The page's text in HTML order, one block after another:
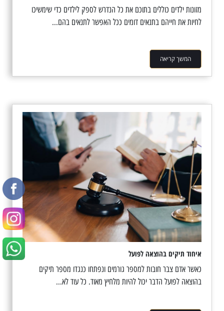
מזונות ילדים כוללים בתוכם את כל הנדרש לספק לילדים כדי שימשיכו
לחיות את חייהם בתנאים דומים ככל האפשר לתנאים בהם...
המשך קריאה
איחוד תיקים בהוצאה לפועל
כאשר אדם צבר חובות למספר גורמים ונפתחו כנגדו מספר תיקים
בהוצאה לפועל הדבר יכול להיות מלחיץ מאוד. כל עוד לא...